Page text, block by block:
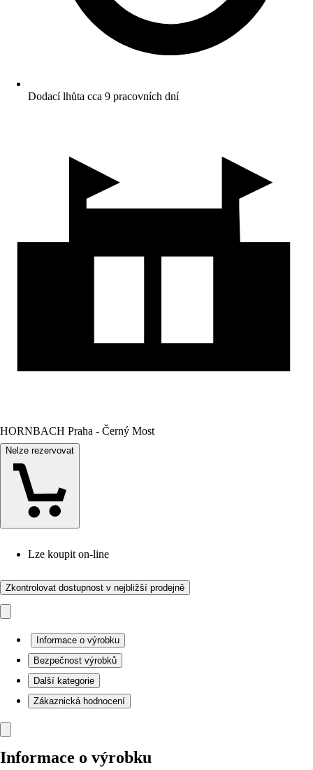
Dodací lhůta cca 9 pracovních dní
HORNBACH Praha - Černý Most
Nelze rezervovat
Lze koupit on-line
Zkontrolovat dostupnost v nejbližší prodejně
Informace o výrobku
Bezpečnost výrobků
Další kategorie
Zákaznická hodnocení
Informace o výrobku